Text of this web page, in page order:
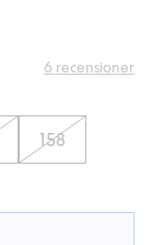
6 recensioner
158